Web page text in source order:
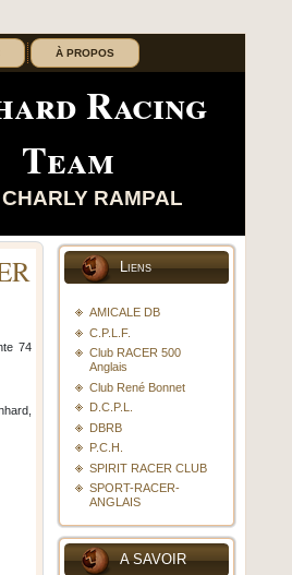
À PROPOS
Racing
Team
RAMPAL
74
Liens
AMICALE DB
C.P.L.F.
Club RACER 500
Anglais
Club René Bonnet
D.C.P.L.
DBRB
P.C.H.
SPIRIT RACER CLUB
SPORT-RACER-
ANGLAIS
A SAVOIR